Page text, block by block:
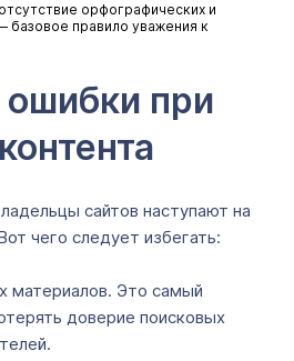
орфографических и
базовое правило уважения к
при
сайтов наступают на
чего следует избегать:
материалов. Это самый
доверие поисковых